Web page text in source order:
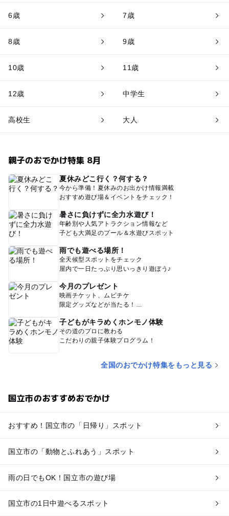
6歳 7歳
8歳 9歳
10歳 11歳
12歳 中学生
高校生 大人
親子のおでかけ特集 8月
夏休みどこ行く？何する？
今から準備！夏休みのお出かけ情報満載
おすすめ遊び場＆イベントをチェック！
暑さに負けずに全力水遊び！
年齢別や人気アトラクション情報など
子ども大満足のプール＆水遊びスポット
雨でも遊べる場所！
全天候型スポットをチェック
屋内で一日たっぷり思いっきり遊ぼう♪
今月のプレゼント
映画チケット、ムビチケ
限定グッズなどが当たる！
子どもがキラめくホンモノ体験
その道のプロに教わる
こだわりの親子体験プログラム！
全国のおでかけ特集をもっと見る
国立市のおすすめおでかけ
おすすめ！国立市の「日帰り」スポット
国立市の「動物とふれあう」スポット
雨の日でもOK！国立市の遊び場
国立市の1日中遊べるスポット